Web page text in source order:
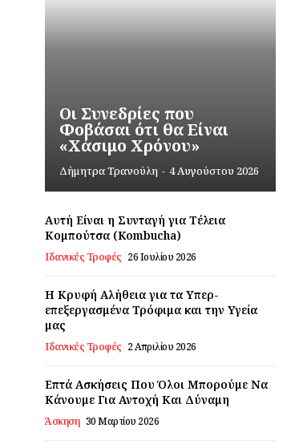
Οι Συνεδρίες που
Φοβάσαι ότι θα Είναι
«Χάσιμο Χρόνου»
Δήμητρα Τρανούλη - 4 Αυγούστου 2026
Αυτή Είναι η Συνταγή για Τέλεια
Κομπούτσα (Kombucha)
Ιδανικές Τροφές 26 Ιουλίου 2026
Η Κρυφή Αλήθεια για τα Υπερ-
επεξεργασμένα Τρόφιμα και την Υγεία
μας
Ιδανικές Τροφές 2 Απριλίου 2026
Επτά Ασκήσεις Που Όλοι Μπορούμε Να
Κάνουμε Για Αντοχή Και Δύναμη
Άσκηση 30 Μαρτίου 2026